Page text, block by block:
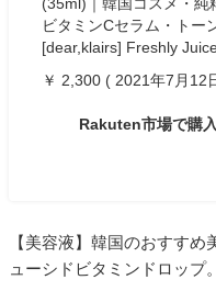
ビタミンCセラム・トー
[dear,klairs] Freshly
￥ 2,300 ( 2021年7月12
Rakuten市場で購入
【美容液】韓国のおすす
ューシドビタミンドロップ。